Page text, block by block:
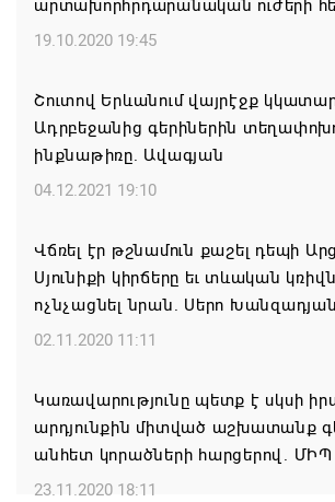
Կաթողիկոսի և 6 եպիսկոպոսի
նիստը կանցկացվի դռնփակ
ՀՐԱՎԻՐՈՒՄ ԵՆՔ ՄԻԱՍԻՆ ՆՇԵԼՈՒ
ԲՆԱԿԱՎԱՅՐԻ ՕՐԸ
07.08.2026 16:21
Կապան համայնքի ղեկավար Գևորգ
նախաձեռնությամբ
մեծածավալ աշխատանքներ՝
բնակավայրերում
Ռուսաստանի բանակը
ուկրաինական գնացքին
07.08.2026 14:32
արտախորհրդարանական ուժերի
19.10.2020 19:45
Շուտով Երևանում վայրէջք
Ադրբեջանից գերիներին
ինքնաթիռը. Ավագյան
04.12.2021 19:10
Վճռել էր թշնամուն քաշել դեպի
Սյունիքի կիրճերը եւ տևական
ոչնչացնել նրան. Սերո Խանզադյան
02.11.2020 11:11
Կառավարությունը պետք է սկսի
արդյունքին միտված աշխատանք
անհետ կորածների հարցերով. ՄԻՊ
23.11.2020 18:11